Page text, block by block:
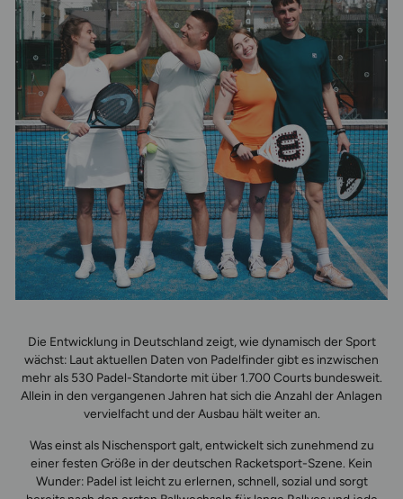
Die Entwicklung in Deutschland zeigt, wie dynamisch der Sport
wächst: Laut aktuellen Daten von Padelfinder gibt es inzwischen
mehr als 530 Padel-Standorte mit über 1.700 Courts bundesweit.
Allein in den vergangenen Jahren hat sich die Anzahl der Anlagen
vervielfacht und der Ausbau hält weiter an.
Was einst als Nischensport galt, entwickelt sich zunehmend zu
einer festen Größe in der deutschen Racketsport-Szene. Kein
Wunder: Padel ist leicht zu erlernen, schnell, sozial und sorgt